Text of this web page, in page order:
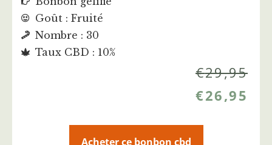
Goût : Fruité
Nombre : 30
Taux CBD : 10%
€29,95
€26,95
Acheter ce bonbon cbd